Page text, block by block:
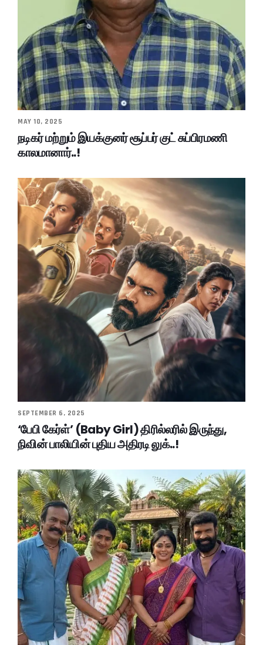
MAY 10, 2025
நடிகர் மற்றும் இயக்குனர் சூப்பர் குட் சுப்பிரமணி
காலமானார்..!
SEPTEMBER 6, 2025
‘பேபி கேர்ள்’ (Baby Girl) திரில்லரில் இருந்து,
நிவின் பாலியின் புதிய அதிரடி லுக்..!